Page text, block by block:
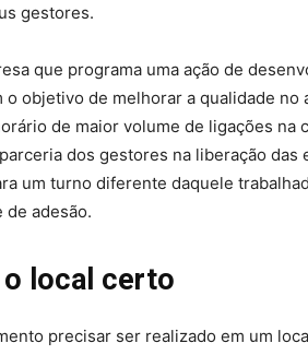
gestores.
que programa uma ação de
o objetivo de melhorar a qualidade
de maior volume de ligações
dos gestores na liberação
um turno diferente daquele
adesão.
o local certo
precisar ser realizado em um